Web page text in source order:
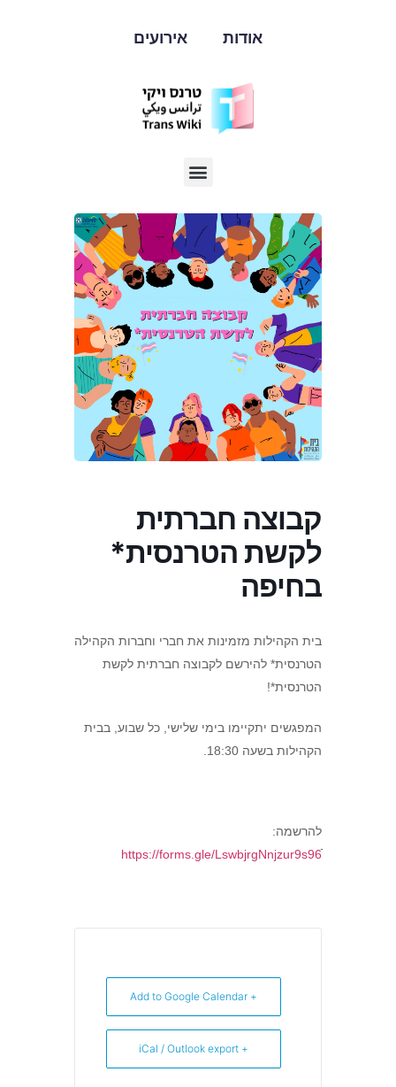
אודות אירועים
קבוצה חברתית
לקשת הטרנסית*
בחיפה
בית הקהילות מזמינות את חברי וחברות הקהילה
הטרנסית* להירשם לקבוצה חברתית לקשת
הטרנסית*!
המפגשים יתקיימו בימי שלישי, כל שבוע, בבית
הקהילות בשעה 18:30.
להרשמה:
https://forms.gle/LswbjrgNnjzur9s96